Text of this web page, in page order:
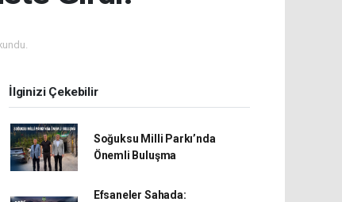
İlginizi Çekebilir
Soğuksu Milli Parkı’nda
Önemli Buluşma
Efsaneler Sahada: